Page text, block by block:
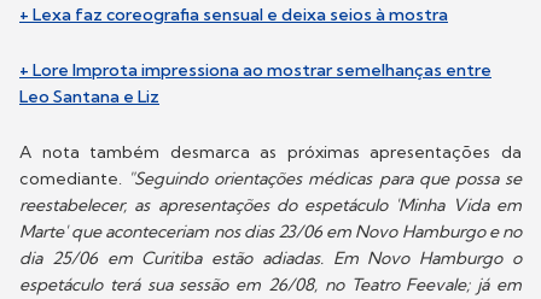
+ Lexa faz coreografia sensual e deixa seios à mostra
+ Lore Improta impressiona ao mostrar semelhanças entre
Leo Santana e Liz
A nota também desmarca as próximas apresentações da
comediante. "Seguindo orientações médicas para que possa se
reestabelecer, as apresentações do espetáculo 'Minha Vida em
Marte' que aconteceriam nos dias 23/06 em Novo Hamburgo e no
dia 25/06 em Curitiba estão adiadas. Em Novo Hamburgo o
espetáculo terá sua sessão em 26/08, no Teatro Feevale; já em